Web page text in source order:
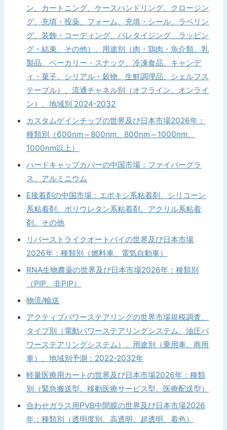
ン、カートニング、ケースハンドリング、クロージン
グ、充填・投薬、フォーム、充填・シール、ラベリン
グ、装飾・コーディング、パレタイジング、ラッピン
グ・結束、その他）、用途別（肉・鶏肉・魚介類、乳
製品、ベーカリー・スナック、冷凍食品、キャンデ
ィ・菓子、シリアル・穀物、生鮮調理品、シェルフス
テーブル）、流通チャネル別（オフライン、オンライ
ン）、地域別 2024-2032
カスタムゲインチップの世界及び日本市場2026年：
種類別（600nm～800nm、800nm～1000nm、
1000nm以上）
ハードキャップカバーの中国市場：ファイバーグラ
ス、アルミニウム
E接着剤の中国市場：エポキシ系粘着剤、シリコーン
系粘着剤、ポリウレタン系粘着剤、アクリル系粘着
剤、その他
リバーストライクオートバイの世界及び日本市場
2026年：種類別（燃料車、電気自動車）
RNA生物農薬の世界及び日本市場2026年：種類別
（PIP、非PIP）
物流/輸送
アクティブパワーステアリングの世界市場規模調査、
タイプ別（電動パワーステアリングシステム、油圧パ
ワーステアリングシステム）、用途別（乗用車、商用
車）、地域別予測：2022-2032年
軽量医療用カートの世界及び日本市場2026年：種類
別（緊急搬送型、移動医療サービス型、医療配送型）
合わせガラス用PVB中間膜の世界及び日本市場2026
年：種類別（透明度別、高透明、超透明、着色）